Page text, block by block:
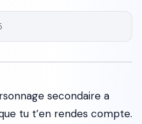
secondaire a
tu t’en rendes compte.